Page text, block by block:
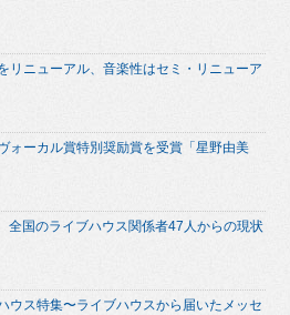
リニューアル、音楽性はセミ・リニューア
ォーカル賞特別奨励賞を受賞「星野由美
全国のライブハウス関係者47人からの現状
ウス特集〜ライブハウスから届いたメッセ